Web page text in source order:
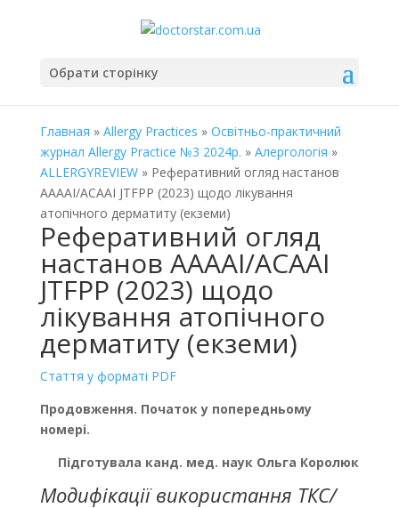
Обрати сторінку
Главная » Allergy Practices » Освітньо-практичний
журнал Allergy Practice №3 2024р. » Алергологія »
ALLERGYREVIEW» Реферативний огляд настанов
ААААІ/ACAAI JTFPP (2023) щодо лікування
атопічного дерматиту (екземи)
Реферативний огляд
настанов ААААІ/ACAAI
JTFPP (2023) щодо
лікування атопічного
дерматиту (екземи)
Стаття у форматі PDF
Продовження. Початок у попередньому
номері.
Підготувала канд. мед. наук Ольга Королюк
Модифікації використання ТКС/